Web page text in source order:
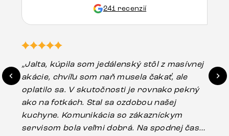
241 recenzií
„Jalta, kúpila som jedálenský stôl z masívnej
akácie, chvíľu som naň musela čakať, ale
oplatilo sa. V skutočnosti je rovnako pekný
ako na fotkách. Stal sa ozdobou našej
kuchyne. Komunikácia so zákazníckym
servisom bola veľmi dobrá. Na spodnej časti